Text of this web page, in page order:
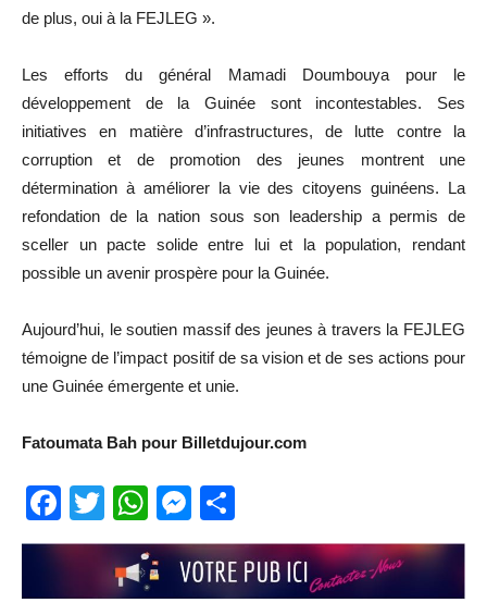
de plus, oui à la FEJLEG ».
Les efforts du général Mamadi Doumbouya pour le
développement de la Guinée sont incontestables. Ses
initiatives en matière d’infrastructures, de lutte contre la
corruption et de promotion des jeunes montrent une
détermination à améliorer la vie des citoyens guinéens. La
refondation de la nation sous son leadership a permis de
sceller un pacte solide entre lui et la population, rendant
possible un avenir prospère pour la Guinée.
Aujourd’hui, le soutien massif des jeunes à travers la FEJLEG
témoigne de l’impact positif de sa vision et de ses actions pour
une Guinée émergente et unie.
Fatoumata Bah pour Billetdujour.com
Facebook
TwitterWhatsApp
Messenger